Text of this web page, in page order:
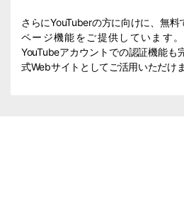
さらにYouTuberの方に向けに、無料
ページ機能をご提供しています
YouTubeアカウントでの認証機能も
式Webサイトとしてご活用いただけま